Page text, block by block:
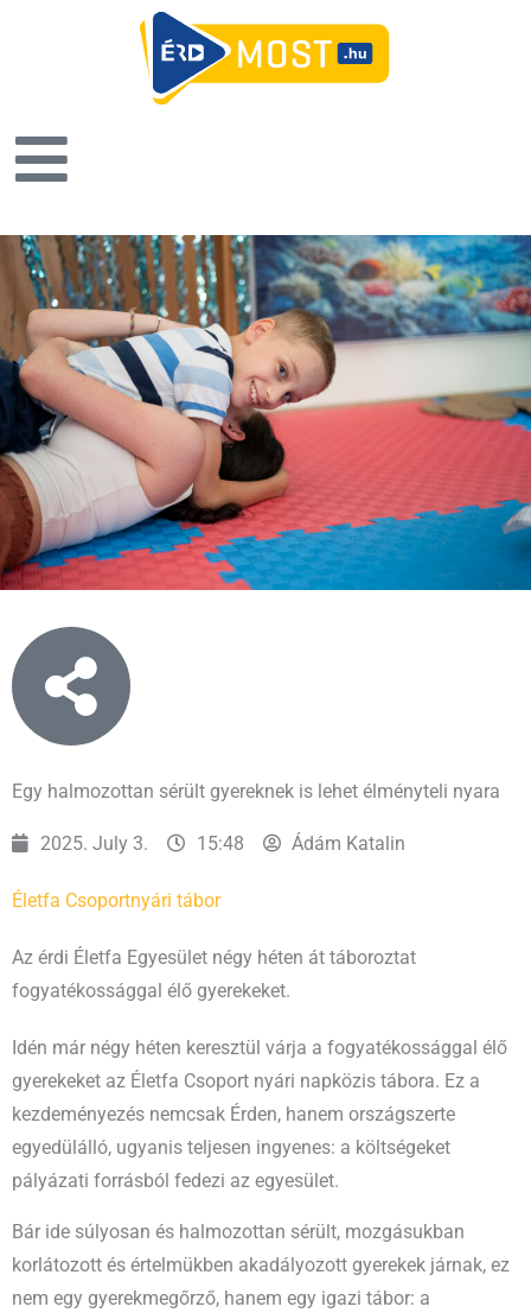
Egy halmozottan sérült gyereknek is lehet élményteli nyara
2025. July 3. 15:48 Ádám Katalin
Életfa Csoportnyári tábor
Az érdi Életfa Egyesület négy héten át táboroztat
fogyatékossággal élő gyerekeket.
Idén már négy héten keresztül várja a fogyatékossággal élő
gyerekeket az Életfa Csoport nyári napközis tábora. Ez a
kezdeményezés nemcsak Érden, hanem országszerte
egyedülálló, ugyanis teljesen ingyenes: a költségeket
pályázati forrásból fedezi az egyesület.
Bár ide súlyosan és halmozottan sérült, mozgásukban
korlátozott és értelmükben akadályozott gyerekek járnak, ez
nem egy gyerekmegőrző, hanem egy igazi tábor: a